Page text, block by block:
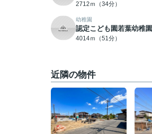
2712ｍ（34分）
幼稚園
認定こども園若葉幼稚園
4014ｍ（51分）
近隣の物件